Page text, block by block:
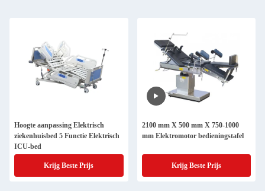
Hoogte aanpassing Elektrisch
ziekenhuisbed 5 Functie Elektrisch
ICU-bed
Krijg Beste Prijs
2100 mm X 500 mm X 750-1000
mm Elektromotor bedieningstafel
Krijg Beste Prijs